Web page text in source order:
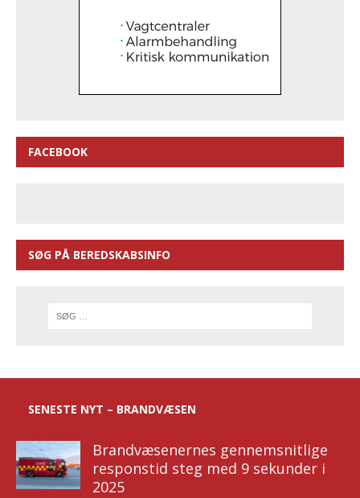
FACEBOOK
SØG PÅ BEREDSKABSINFO
SENESTE NYT – BRANDVÆSEN
Brandvæsenernes gennemsnitlige
responstid steg med 9 sekunder i
2025